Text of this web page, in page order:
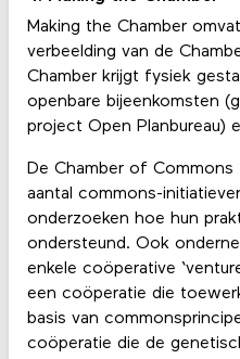
Making the Chamber
verbeelding van de
Chamber krijgt fysiek
openbare bijeenkomsten
project Open Planbureau)
De Chamber of Commons
aantal commons-
onderzoeken hoe hun
ondersteund. Ook
enkele coöperative
een coöperatie die
basis van
coöperatie die de